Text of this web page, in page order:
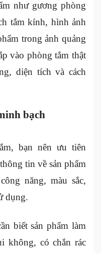
như gương phòng
tắm kính, hình ảnh
trong ảnh quảng
vào phòng tắm thật
diện tích và cách
bạch
bạn nên ưu tiên
tin về sản phẩm
năng, màu sắc,
dụng.
biết sản phẩm làm
không, có chắn rác